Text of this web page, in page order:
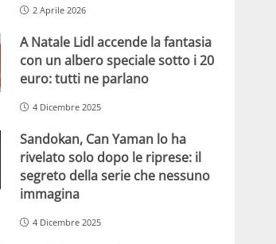
2 Aprile 2026
A Natale Lidl accende la fantasia
con un albero speciale sotto i 20
euro: tutti ne parlano
4 Dicembre 2025
Sandokan, Can Yaman lo ha
rivelato solo dopo le riprese: il
segreto della serie che nessuno
immagina
4 Dicembre 2025